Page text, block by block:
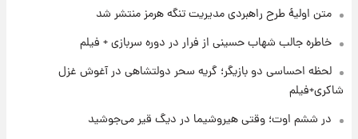
جزئیات فعال‌سازی «کیف پول ایران» اعلام
شد+فیلم
۱ روز پیش
امروز پنجشنبه ۱۵ مرداد ۱۴۰۵ +جدول
متن اولیۀ طرح راهبردی مدیریت تنگه هرمز منتشر شد
خاطره جالب شهاب حسینی از فرار در دوره سربازی + فیلم
لحظه احساسی دو بازیگر؛ گریه سحر دولتشاهی در آغوش غزل
شاکری+فیلم
در ششم اوت؛ وقتی هیروشیما در دیگ قیر می‌جوشید